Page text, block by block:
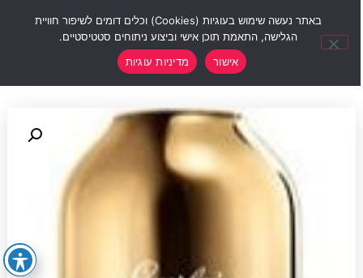
באתר נעשה שימוש בעוגיות (Cookies) וכלים דומים לשיפור חוויית
הגלישה, התאמת תוכן אישי וביצוע ניתוחים סטטיסטיים.
אישור
מדיניות עוגיות